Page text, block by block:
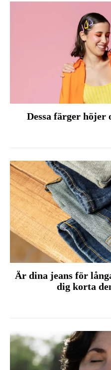
Dessa färger höjer
Är dina jeans för
dig korta